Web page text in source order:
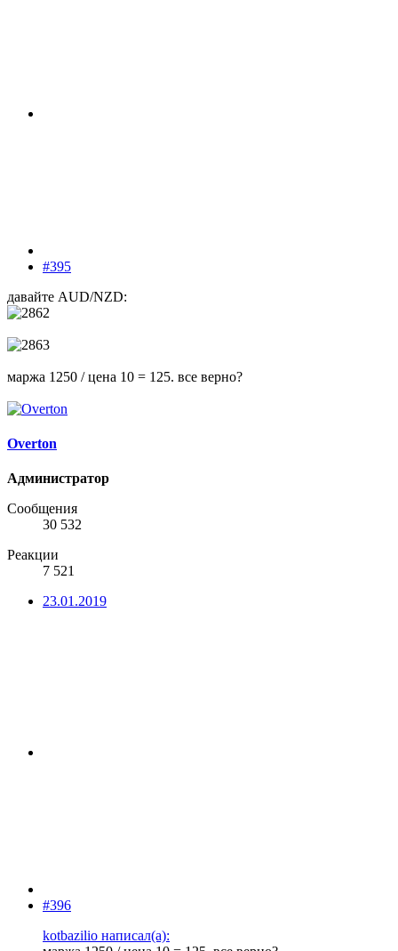
#395
давайте AUD/NZD:
маржа 1250 / цена 10 = 125. все верно?
Overton
Администратор
Сообщения
30 532
Реакции
7 521
23.01.2019
#396
kotbazilio написал(а):